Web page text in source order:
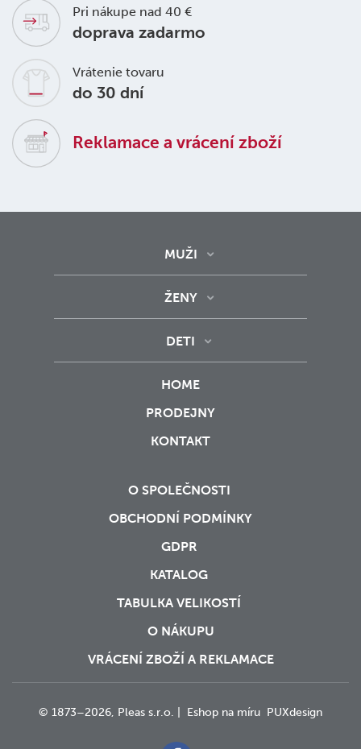
Pri nákupe nad 40 €
doprava zadarmo
Vrátenie tovaru
do 30 dní
Reklamace a vrácení zboží
MUŽI
ŽENY
DETI
HOME
PRODEJNY
KONTAKT
O SPOLEČNOSTI
OBCHODNÍ PODMÍNKY
GDPR
KATALOG
TABULKA VELIKOSTÍ
O NÁKUPU
VRÁCENÍ ZBOŽÍ A REKLAMACE
© 1873–2026, Pleas s.r.o. | Eshop na míru PUXdesign